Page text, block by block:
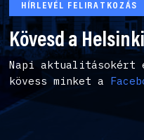
HÍRLEVÉL FELIRATKOZÁS
Kövesd a
Napi aktualitásokért
kövess minket a